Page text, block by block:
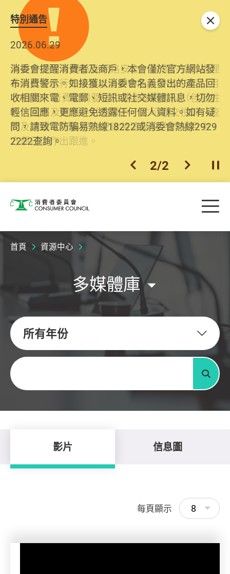
特別通告
2026.06.29
消委會提醒消費者及商戶，本會僅於官方網站發
布消費警示。如接獲以消委會名義發出的產品回
收相關來電、電郵、短訊或社交媒體訊息，切勿
輕信回應，更應避免透露任何個人資料。如有疑
問，請致電防騙易熱線18222或消委會熱線2929
2222查詢。
2025.10.31
為提升使用者體驗及網絡安全，本會的投訴處理
系統已經進行升級及推出新功能。由2025年11月
10日起，消費者需要提供基本聯絡資料（包括姓
名、電郵及電話）註冊帳戶，才可提交投訴、查
詢及建議。所有提交紀錄將清晰整合於帳戶中，
方便日後作出跟進。
上一個
2/2 下一個開
關閉
消費者委員會 目
首頁 資源中心
多媒體庫
所有年份
關鍵字
搜尋
影片 信息圖
每頁顯示 8